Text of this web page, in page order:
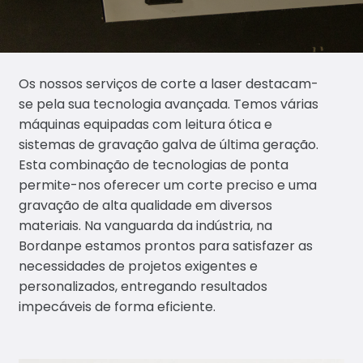
Co
Os nossos serviços de corte a laser destacam-
se pela sua tecnologia avançada. Temos várias
máquinas equipadas com leitura ótica e
sistemas de gravação galva de última geração.
Esta combinação de tecnologias de ponta
permite-nos oferecer um corte preciso e uma
gravação de alta qualidade em diversos
materiais. Na vanguarda da indústria, na
Bordanpe estamos prontos para satisfazer as
necessidades de projetos exigentes e
personalizados, entregando resultados
impecáveis de forma eficiente.